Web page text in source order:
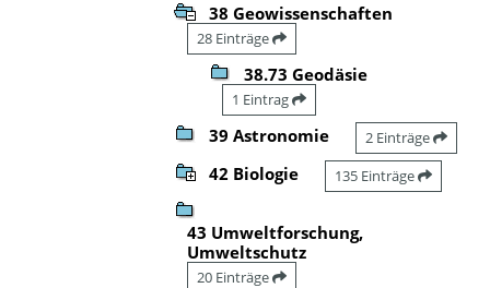
38 Geowissenschaften
28 Einträge
38.73 Geodäsie
1 Eintrag
39 Astronomie 2 Einträge
42 Biologie 135 Einträge
43 Umweltforschung,
Umweltschutz
20 Einträge